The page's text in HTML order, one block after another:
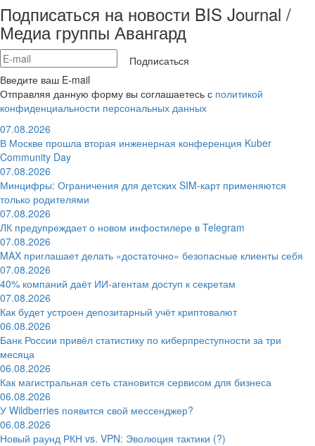
Подписаться на новости BIS Journal /
Медиа группы Авангард
Подписаться
Введите ваш E-mail
Отправляя данную форму вы соглашаетесь с политикой
конфиденциальности персональных данных
07.08.2026
В Москве прошла вторая инженерная конференция Kuber
Community Day
07.08.2026
Минцифры: Ограничения для детских SIM-карт применяются
только родителями
07.08.2026
ЛК предупреждает о новом инфостилере в Telegram
07.08.2026
MAX приглашает делать «достаточно» безопасные клиенты себя
07.08.2026
40% компаний даёт ИИ‑агентам доступ к секретам
07.08.2026
Как будет устроен депозитарный учёт криптовалют
06.08.2026
Банк России привёл статистику по киберпреступности за три
месяца
06.08.2026
Как магистральная сеть становится сервисом для бизнеса
06.08.2026
У Wildberries появится свой мессенджер?
06.08.2026
Новый раунд РКН vs. VPN: Эволюция тактики (?)